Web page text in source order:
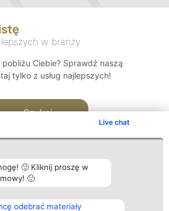
Live chat
🙂 Kliknij proszę w
🙂
odebrać materiały
w branży
Ciebie? Sprawdź naszą
tylko z usług najlepszych!
Szukaj
Plebiscyt
Laureaci
Kontakt
Kontakt